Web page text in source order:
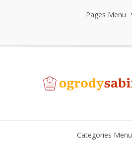
Pages Menu
Categories Menu